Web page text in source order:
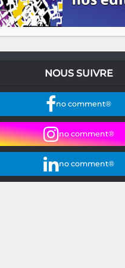
NOUS SUIVRE
no comment®
no comment®
no comment®